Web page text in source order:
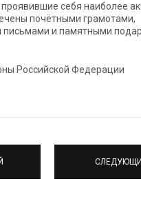
себя наиболее
почётными грамотами,
письмами и памятными
Российской Федерации